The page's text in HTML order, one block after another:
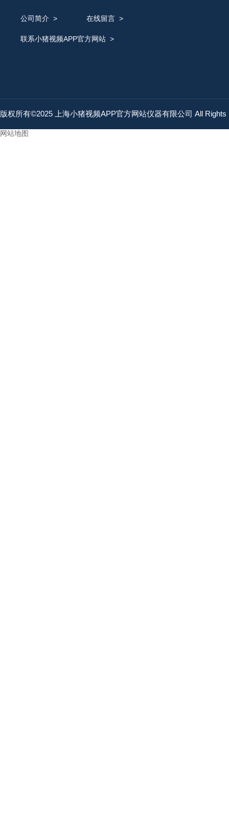
公司简介 > 在线留言>
联系小猪视频APP官方网站>
版权所有©2025 上海小猪视频APP官方网站仪器有限公司 All
网站地图